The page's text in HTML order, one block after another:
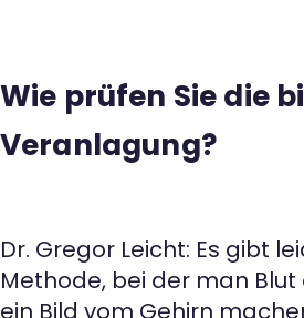
Wie prüfen Sie die
Veranlagung?
Dr. Gregor Leicht: Es gibt
Methode, bei der man
ein Bild vom Gehirn